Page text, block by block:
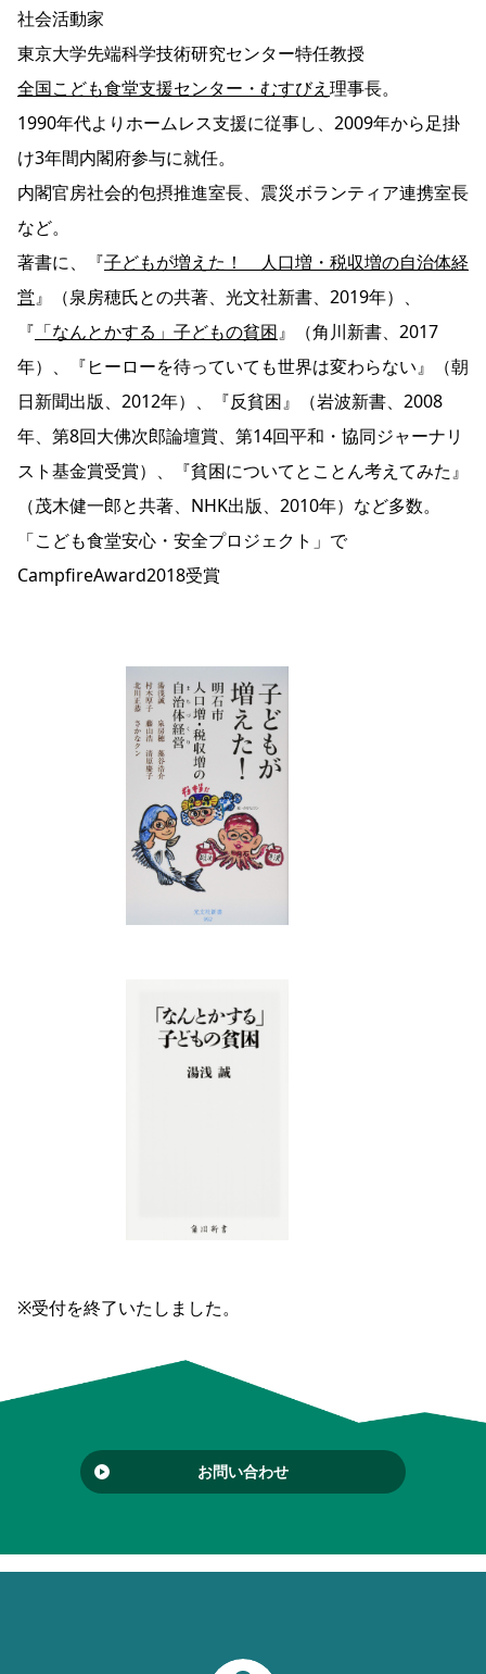
社会活動家
東京大学先端科学技術研究センター特任教授
全国こども食堂支援センター・むすびえ 理事長。
1990年代よりホームレス支援に従事し、2009年から足掛
け3年間内閣府参与に就任。
内閣官房社会的包摂推進室長、震災ボランティア連携室長
など。
著書に、『子どもが増えた！ 人口増・税収増の自治体経
営』（泉房穂氏との共著、光文社新書、2019年）、
『 「なんとかする」子どもの貧困』（角川新書、2017
年）、『ヒーローを待っていても世界は変わらない』（朝
日新聞出版、2012年）、『反貧困』（岩波新書、2008
年、第8回大佛次郎論壇賞、第14回平和・協同ジャーナリ
スト基金賞受賞）、『貧困についてとことん考えてみた』
（茂木健一郎と共著、NHK出版、2010年）など多数。
「こども食堂安心・安全プロジェクト」で
CampfireAward2018受賞
※受付を終了いたしました。
お問い合わせ